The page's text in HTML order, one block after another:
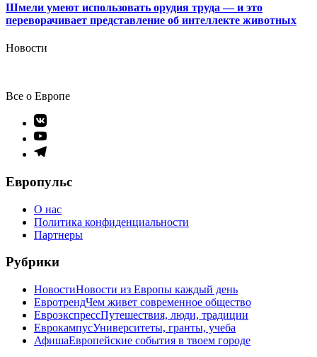
Шмели умеют использовать орудия труда — и это
переворачивает представление об интеллекте животных
Новости
Все о Европе
Элемент
меню
Элемент
меню
Элемент
Европульс
О нас
Политика конфиденциальности
Партнеры
Рубрики
НовостиНовости из Европы каждый день
ЕвротрендЧем живет современное общество
ЕвроэкспрессПутешествия, люди, традиции
ЕврокампусУниверситеты, гранты, учеба
АфишаЕвропейские события в твоем городе